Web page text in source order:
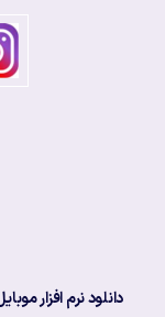
دانلود نرم افزار